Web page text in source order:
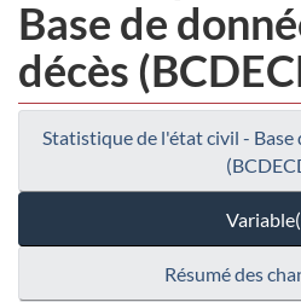
Base de
décès
Statistique de l'état civil - Base
Résumé des